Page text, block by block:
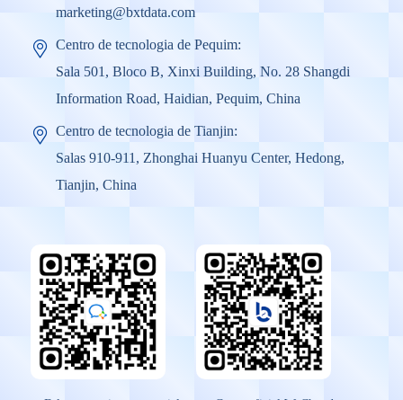
marketing@bxtdata.com
Centro de tecnologia de Pequim:
Sala 501, Bloco B, Xinxi Building, No. 28 Shangdi
Information Road, Haidian, Pequim, China
Centro de tecnologia de Tianjin:
Salas 910-911, Zhonghai Huanyu Center, Hedong,
Tianjin, China